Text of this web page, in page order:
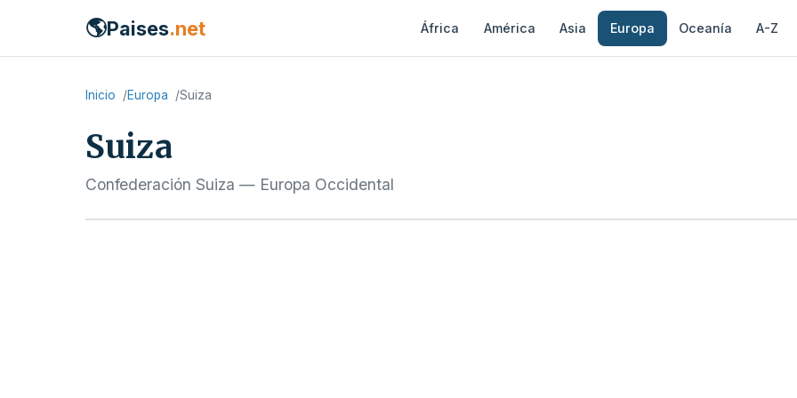
🌎Paises.net África América Asia Europa Oceanía A-Z
Inicio Europa Suiza
Suiza
Confederación Suiza — Europa Occidental